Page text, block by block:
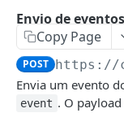
Status Upload
Listar Listas
Remover E-
Inserir E-mail
Remover e-
Logout
Abertura da
API de Workflow
Gerar token
Workflow API
CATÁLOGO DE
API de produtos
Envio de
Copy Page
POST https://
Envia um evento
event . O